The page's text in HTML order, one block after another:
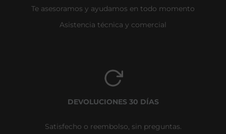
Te asesoramos y ayudamos en todo momento
Asistencia técnica y comercial
DEVOLUCIONES 30 DÍAS
Satisfecho o reembolso, sin preguntas.